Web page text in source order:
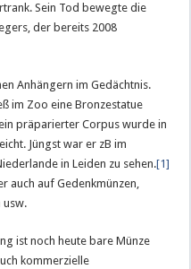
Sein Tod bewegte die
der bereits 2008
Anhängern im Gedächtnis.
im Zoo eine Bronzestatue
präparierter Corpus wurde in
Jüngst war er zB im
in Leiden zu sehen.[1]
auch auf Gedenkmünzen,
usw.
ist noch heute bare Münze
kommerzielle